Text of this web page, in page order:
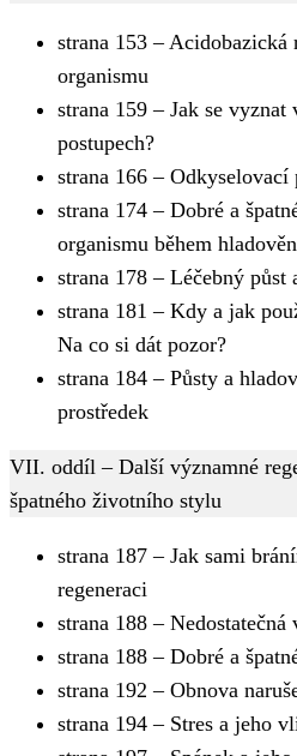
strana 153 – Acidobazická
organismu
strana 159 – Jak se vyznat
postupech?
strana 166 –
strana 174 – Dobré a
organismu během
strana 178 – Léčebný půst
strana 181 – Kdy a jak
Na co si dát pozor?
strana 184 – Půsty a
prostředek
VII. oddíl – Další významné
špatného životního stylu
strana 187 – Jak sami
regeneraci
strana 188 – Nedostatečná
strana 188 – Dobré a
strana 192 – Obnova
strana 194 – Stres a jeho